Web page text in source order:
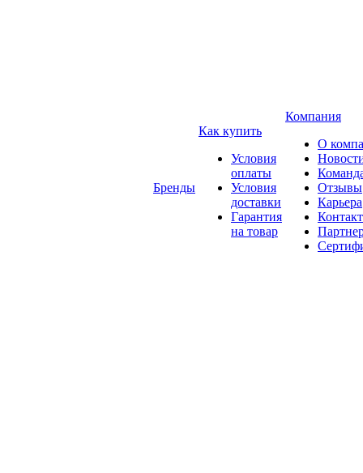
Бренды
Как купить
Условия
оплаты
Условия
доставки
Гарантия
на товар
Компания
О
Отзывы
Карьера